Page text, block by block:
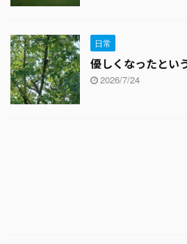
日常
優しくなったとい
2026/7/24